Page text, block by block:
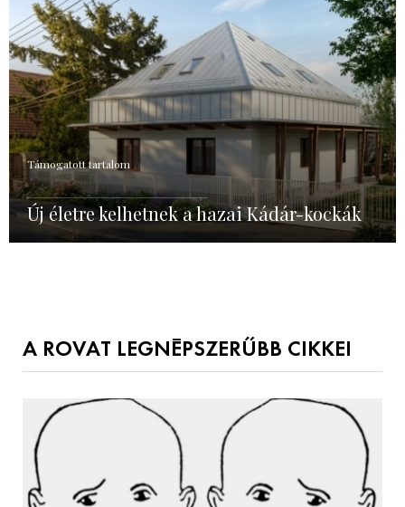
Támogatott tartalom
Új életre kelhetnek a hazai Kádár-kockák
A ROVAT LEGNÉPSZERŰBB CIKKEI